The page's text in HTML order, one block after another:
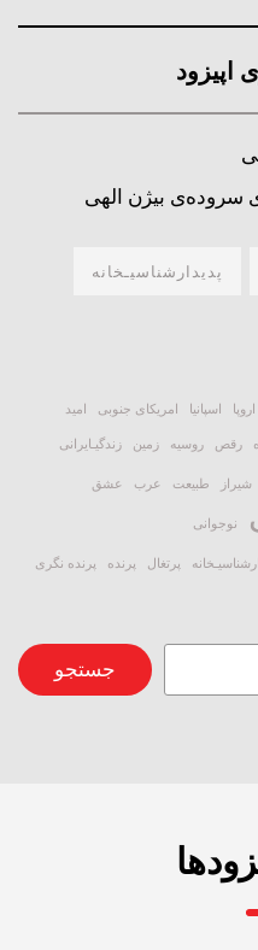
اپیزود
سروده‌ی بیژن الهی
پدیدارشناسیـخانه
اروپا اسپانیا امریکای جنوبی امید
رقص روسیه زمین زندگیـایرانی
شیراز طبیعت عرب عشق
نوجوانی
پرتغال پرنده
پرنده نگری
جستجو